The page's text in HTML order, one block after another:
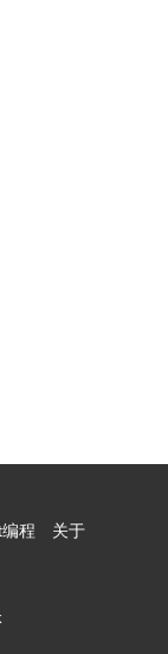
程 关于